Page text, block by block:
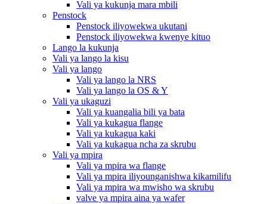
Vali ya kukunja mara mbili
Penstock
Penstock iliyowekwa ukutani
Penstock iliyowekwa kwenye kituo
Lango la kukunja
Vali ya lango la kisu
Vali ya lango
Vali ya lango la NRS
Vali ya lango la OS & Y
Vali ya ukaguzi
Vali ya kuangalia bili ya bata
Vali ya kukagua flange
Vali ya kukagua kaki
Vali ya kukagua ncha za skrubu
Vali ya mpira
Vali ya mpira wa flange
Vali ya mpira iliyounganishwa kikamilifu
Vali ya mpira wa mwisho wa skrubu
valve ya mpira aina ya wafer